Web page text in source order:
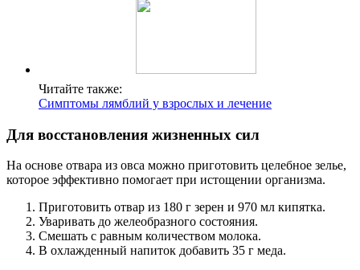
Читайте также:
Симптомы лямблий у взрослых и лечение
Для восстановления жизненных сил
На основе отвара из овса можно приготовить целебное зелье,
которое эффективно помогает при истощении организма.
Приготовить отвар из 180 г зерен и 970 мл кипятка.
Уваривать до желеобразного состояния.
Смешать с равным количеством молока.
В охлажденный напиток добавить 35 г меда.